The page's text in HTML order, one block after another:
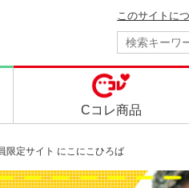
このサイトに
Cコレ商品
限定サイト にこにこひろば